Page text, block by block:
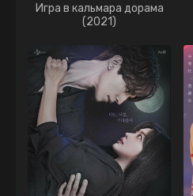
Игра в кальмара дорама
(2021)